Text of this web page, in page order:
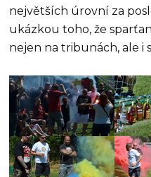
největších úrovní za
ukázkou toho, že
nejen na tribunách, ale i